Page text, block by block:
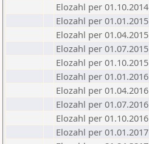
Elozahl per 01.10.2014
Elozahl per 01.01.2015
Elozahl per 01.04.2015
Elozahl per 01.07.2015
Elozahl per 01.10.2015
Elozahl per 01.01.2016
Elozahl per 01.04.2016
Elozahl per 01.07.2016
Elozahl per 01.10.2016
Elozahl per 01.01.2017